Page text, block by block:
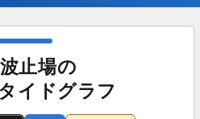
止場の
イドグラフ